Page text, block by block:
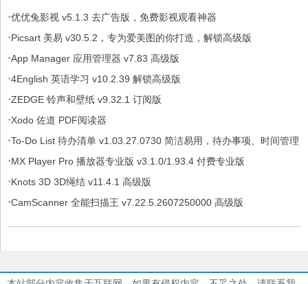
·优优兔影视 v5.1.3 去广告版，免费影视观看神器
·Picsart 美易 v30.5.2，专为爱美图的你打造，解锁高级版
·App Manager 应用管理器 v7.83 高级版
·4English 英语学习 v10.2.39 解锁高级版
·ZEDGE 铃声和壁纸 v9.32.1 订阅版
·Xodo 佐道 PDF阅读器
·To-Do List 待办清单 v1.03.27.0730 简洁易用，待办事项、时间管理
软件，解锁专业版
·MX Player Pro 播放器专业版 v3.1.0/1.93.4 付费专业版
·Knots 3D 3D绳结 v11.4.1 高级版
·CamScanner 全能扫描王 v7.22.5.2607250000 高级版